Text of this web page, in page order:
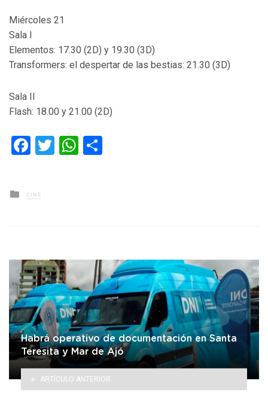
Miércoles 21
Sala I
Elementos: 17.30 (2D) y 19.30 (3D)
Transformers: el despertar de las bestias: 21.30 (3D)
Sala II
Flash: 18.00 y 21.00 (2D)
Facebook
TwitterWhatsApp
Posted
in
CINE
Habrá operativo de documentación en Santa
Teresita y Mar de Ajó
ARTÍCULO ANTERIOR